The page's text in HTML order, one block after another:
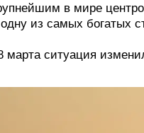
в мире
из самых богатых
марта ситуация